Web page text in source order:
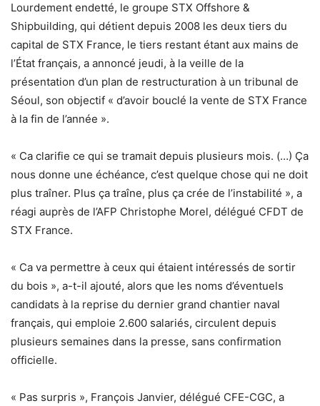
Lourdement endetté, le groupe STX Offshore &
Shipbuilding, qui détient depuis 2008 les deux tiers du
capital de STX France, le tiers restant étant aux mains de
l’État français, a annoncé jeudi, à la veille de la
présentation d’un plan de restructuration à un tribunal de
Séoul, son objectif « d’avoir bouclé la vente de STX France
à la fin de l’année ».
« Ca clarifie ce qui se tramait depuis plusieurs mois. (…) Ça
nous donne une échéance, c’est quelque chose qui ne doit
plus traîner. Plus ça traîne, plus ça crée de l’instabilité », a
réagi auprès de l’AFP Christophe Morel, délégué CFDT de
STX France.
« Ca va permettre à ceux qui étaient intéressés de sortir
du bois », a-t-il ajouté, alors que les noms d’éventuels
candidats à la reprise du dernier grand chantier naval
français, qui emploie 2.600 salariés, circulent depuis
plusieurs semaines dans la presse, sans confirmation
officielle.
« Pas surpris », François Janvier, délégué CFE-CGC, a